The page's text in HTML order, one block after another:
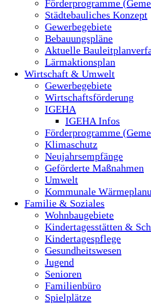
Förderprogramme
Städtebauliches Konzept
Gewerbegebiete
Bebauungspläne
Aktuelle
Lärmaktionsplan
Wirtschaft & Umwelt
Gewerbegebiete
Wirtschaftsförderung
IGEHA
IGEHA Infos
Förderprogramme
Klimaschutz
Neujahrsempfänge
Geförderte Maßnahmen
Umwelt
Kommunale
Familie & Soziales
Wohnbaugebiete
Kindertagesstätten &
Kindertagespflege
Gesundheitswesen
Jugend
Senioren
Familienbüro
Spielplätze